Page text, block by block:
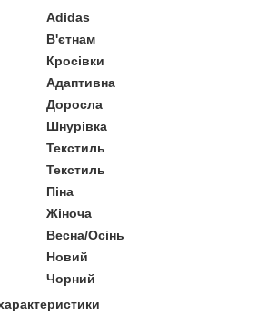
Adidas
В'єтнам
Кросівки
Адаптивна
Доросла
Шнурівка
Текстиль
Текстиль
Піна
Жіноча
Весна/Осінь
Новий
Чорний